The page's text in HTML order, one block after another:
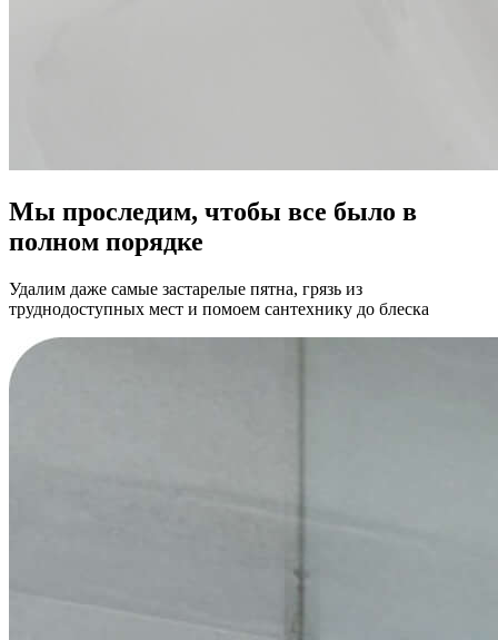
Мы проследим, чтобы все было в
полном порядке
Удалим даже самые застарелые пятна, грязь из
труднодоступных мест и помоем сантехнику до блеска